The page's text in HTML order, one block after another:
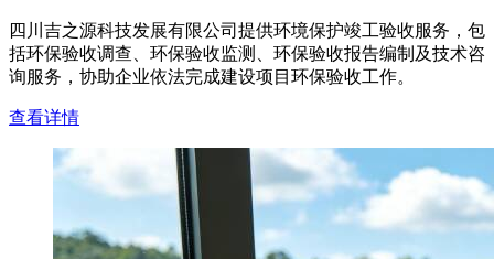
四川吉之源科技发展有限公司提供环境保护竣工验收服务，包
括环保验收调查、环保验收监测、环保验收报告编制及技术咨
询服务，协助企业依法完成建设项目环保验收工作。
查看详情